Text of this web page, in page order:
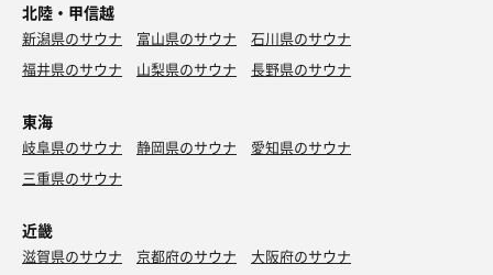
北陸・甲信越
新潟県のサウナ 富山県のサウナ
石川県のサウナ
福井県のサウナ
山梨県のサウナ 長野県のサウナ
東海
岐阜県のサウナ 静岡県のサウナ
愛知県のサウナ
三重県のサウナ
近畿
滋賀県のサウナ 京都府のサウナ
大阪府のサウナ